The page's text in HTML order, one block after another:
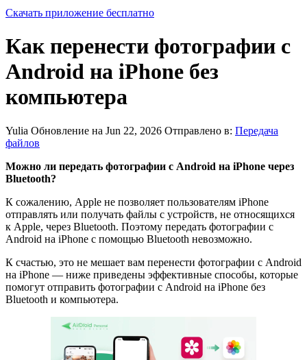
Скачать приложение бесплатно
Как перенести фотографии с
Android на iPhone без
компьютера
Yulia Обновление на Jun 22, 2026 Отправлено в: Передача
файлов
Можно ли передать фотографии с Android на iPhone через
Bluetooth?
К сожалению, Apple не позволяет пользователям iPhone
отправлять или получать файлы с устройств, не относящихся
к Apple, через Bluetooth. Поэтому передать фотографии с
Android на iPhone с помощью Bluetooth невозможно.
К счастью, это не мешает вам перенести фотографии с Android
на iPhone — ниже приведены эффективные способы, которые
помогут отправить фотографии с Android на iPhone без
Bluetooth и компьютера.